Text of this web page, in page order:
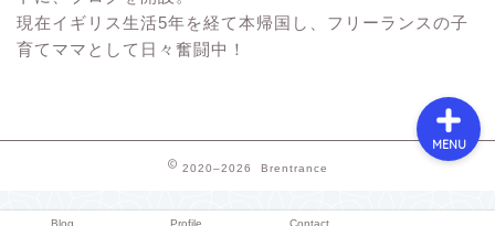
現在イギリス生活5年を経て本帰国し、フリーランスの子
育てママとして日々奮闘中！
2020–2026 Brentrance
Blog Profile Contact
MENU
子連れ海外旅行